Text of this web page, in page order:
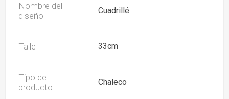
Nombre del
diseño
Cuadrillé
Talle 33cm
Tipo de
producto
Chaleco